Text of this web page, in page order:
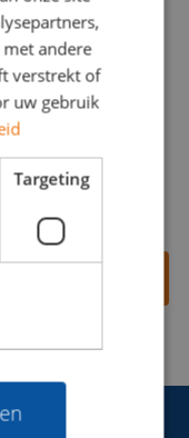
andere
verstrekt of
uw gebruik
Targeting